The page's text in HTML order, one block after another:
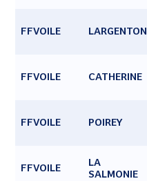
FFVOILE LARGENTON
FFVOILE CATHERINE
FFVOILE POIREY
FFVOILE
LA
SALMONIE